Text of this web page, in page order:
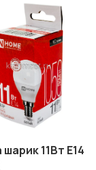
11Вт Е14